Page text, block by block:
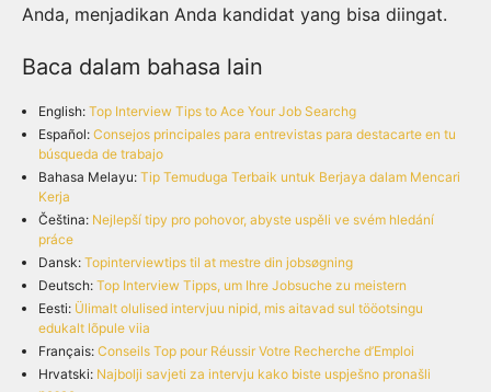
Anda, menjadikan Anda kandidat yang bisa diingat.
Baca dalam bahasa lain
English: Top Interview Tips to Ace Your Job Searchg
Español: Consejos principales para entrevistas para destacarte en tu
búsqueda de trabajo
Bahasa Melayu: Tip Temuduga Terbaik untuk Berjaya dalam Mencari
Kerja
Čeština: Nejlepší tipy pro pohovor, abyste uspěli ve svém hledání
práce
Dansk: Topinterviewtips til at mestre din jobsøgning
Deutsch: Top Interview Tipps, um Ihre Jobsuche zu meistern
Eesti: Ülimalt olulised intervjuu nipid, mis aitavad sul tööotsingu
edukalt lõpule viia
Français: Conseils Top pour Réussir Votre Recherche d’Emploi
Hrvatski: Najbolji savjeti za intervju kako biste uspješno pronašli